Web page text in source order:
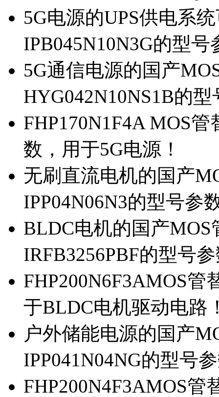
5G电源的UPS供电系
IPB045N10N3G的型号
5G通信电源的国产
HYG042N10NS1B的
FHP170N1F4A MOS
数，用于5G电源！
无刷直流电机的国产
IPP04N06N3的型号参
BLDC电机的国产MOS
IRFB3256PBF的型号
FHP200N6F3AMOS管
于BLDC电机驱动电路
户外储能电源的国产
IPP041N04NG的型号
FHP200N4F3AMOS管